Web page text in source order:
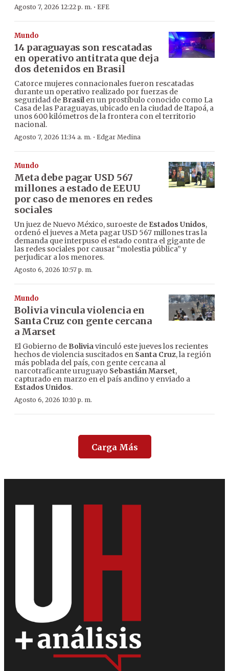
Agosto 7, 2026 12:22 p. m. · EFE
Mundo
14 paraguayas son rescatadas
en operativo antitrata que deja
dos detenidos en Brasil
Catorce mujeres connacionales fueron rescatadas
durante un operativo realizado por fuerzas de
seguridad de Brasilen un prostíbulo conocido como La
Casa de las Paraguayas, ubicado en la ciudad de Itapoá, a
unos 600 kilómetros de la frontera con el territorio
nacional.
Agosto 7, 2026 11:34 a. m. · Edgar Medina
Mundo
Meta debe pagar USD 567
millones a estado de EEUU
por caso de menores en redes
sociales
Un juez de Nuevo México, suroeste de Estados Unidos,
ordenó el jueves a Meta pagar USD 567 millones tras la
demanda que interpuso el estado contra el gigante de
las redes sociales por causar “molestia pública” y
perjudicar a los menores.
Agosto 6, 2026 10:57 p. m.
Mundo
Bolivia vincula violencia en
Santa Cruz con gente cercana
a Marset
El Gobierno de Boliviavinculó este jueves los recientes
hechos de violencia suscitados en Santa Cruz, la región
más poblada del país, con gente cercana al
narcotraficante uruguayo Sebastián Marset,
capturado en marzo en el país andino y enviado a
Estados Unidos.
Agosto 6, 2026 10:10 p. m.
Carga Más